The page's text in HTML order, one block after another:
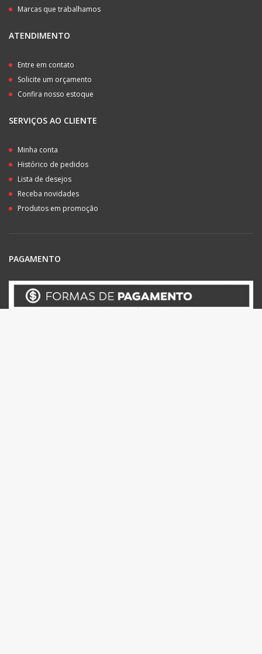
Marcas que trabalhamos
ATENDIMENTO
Entre em contato
Solicite um orçamento
Confira nosso estoque
SERVIÇOS AO CLIENTE
Minha conta
Histórico de pedidos
Lista de desejos
Receba novidades
Produtos em promoção
PAGAMENTO